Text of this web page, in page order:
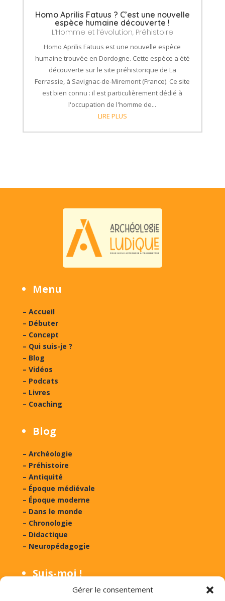
Gérer le consentement
Homo Aprilis Fatuus ? C’est une nouvelle
espèce humaine découverte !
L’Homme et l’évolution, Préhistoire
Homo Aprilis Fatuus est une nouvelle espèce
humaine trouvée en Dordogne. Cette espèce a été
découverte sur le site préhistorique de La
Ferrassie, à Savignac-de-Miremont (France). Ce site
est bien connu : il est particulièrement dédié à
l'occupation de l'homme de...
LIRE PLUS
Menu
– Accueil
– Débuter
– Concept
– Qui suis-je ?
– Blog
– Vidéos
– Podcats
– Livres
– Coaching
Blog
– Archéologie
– Préhistoire
– Antiquité
– Époque médiévale
– Époque moderne
– Dans le monde
– Chronologie
– Didactique
– Neuropédagogie
Suis-moi !